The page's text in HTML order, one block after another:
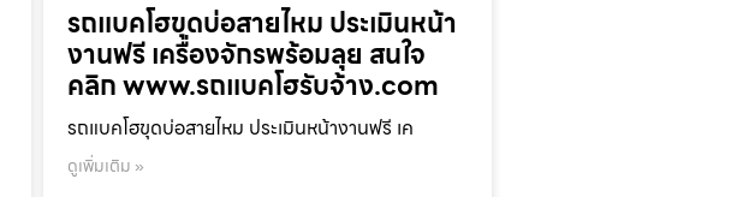
รถแบคโฮขุดบ่อสายไหม ประเมินหน้า
งานฟรี เครื่องจักรพร้อมลุย สนใจ
คลิก www.รถแบคโฮรับจ้าง.com
รถแบคโฮขุดบ่อสายไหม ประเมินหน้างานฟรี เค
ดูเพิ่มเติม »